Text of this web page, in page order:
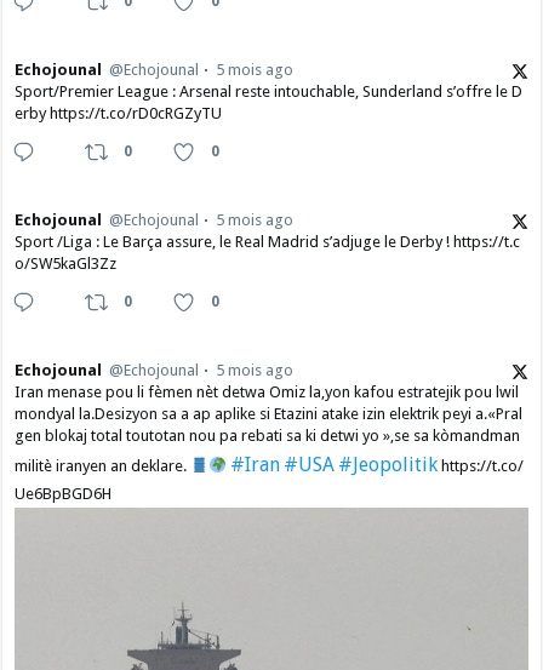
Echojounal @Echojounal
5 mois ago
Sport/Premier League : Arsenal reste intouchable, Sunderland s’offre le D
erby https://t.co/rD0cRGZyTU
0 0
Echojounal @Echojounal
5 mois ago
Sport /Liga : Le Barça assure, le Real Madrid s’adjuge le Derby ! https://t.c
o/SW5kaGl3Zz
0 0
Echojounal @Echojounal
5 mois ago
Iran menase pou li fèmen nèt detwa Omiz la,yon kafou estratejik pou lwil
mondyal la.Desizyon sa a ap aplike si Etazini atake izin elektrik peyi a.​«Pral
gen blokaj total toutotan nou pa rebati sa ki detwi yo »,se sa kòmandman
militè iranyen an deklare.
#Iran #USA #Jeopolitikhttps://t.co/
Ue6BpBGD6H